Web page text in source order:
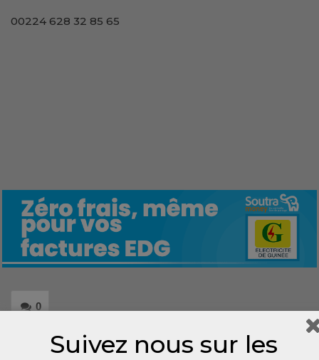
00224 628 32 85 65
0
Share
Suivez nous sur les